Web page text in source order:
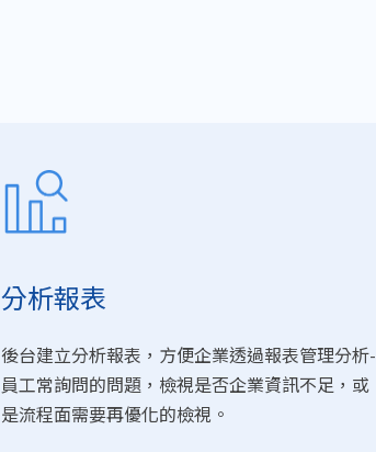
分析報表
後台建立分析報表，方便企業透過報表管理分析-
員工常詢問的問題，檢視是否企業資訊不足，或
是流程面需要再優化的檢視。